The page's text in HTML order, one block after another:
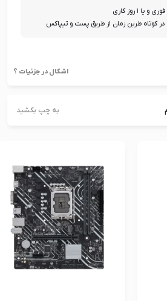
۱ روز کاری
کوتاه طرین زمان از طریق پست و تیپاکس
اشکال در جزئیات ؟
به چپ بکشید